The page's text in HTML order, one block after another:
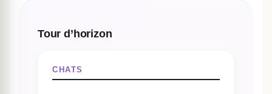
Tour d’horizon
CHATS